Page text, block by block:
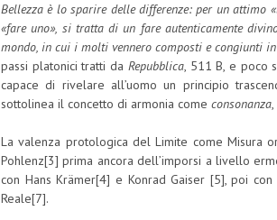
Bellezza è lo sparire delle differenze: per un attimo
«fare uno», si tratta di un fare autenticamente
mondo, in cui i molti vennero composti e congiunti
passi platonici tratti da Repubblica, 511 B, e poco
capace di rivelare all’uomo un principio
sottolinea il concetto di armonia come consonanza
La valenza protologica del Limite come Misura
Pohlenz[3] prima ancora dell’imporsi a livello
con Hans Krämer[4] e Konrad Gaiser [5], poi
Reale[7].